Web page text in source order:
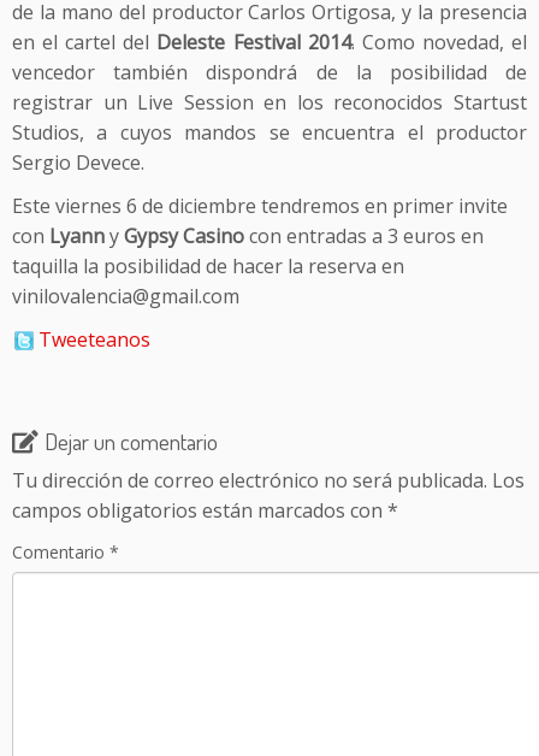
de la mano del productor Carlos Ortigosa, y la presencia
en el cartel del Deleste Festival 2014. Como novedad, el
vencedor también dispondrá de la posibilidad de
registrar un Live Session en los reconocidos Startust
Studios, a cuyos mandos se encuentra el productor
Sergio Devece.
Este viernes 6 de diciembre tendremos en primer invite
con LyannyGypsy Casinocon entradas a 3 euros en
taquilla la posibilidad de hacer la reserva en
vinilovalencia@gmail.com
Tweeteanos
Dejar un comentario
Tu dirección de correo electrónico no será publicada. Los
campos obligatorios están marcados con *
Comentario *